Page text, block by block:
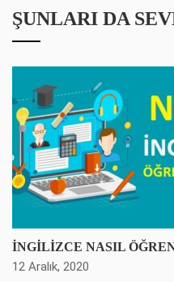
ŞUNLARI DA
İNGİLİZCE NASIL
12 Aralık, 2020